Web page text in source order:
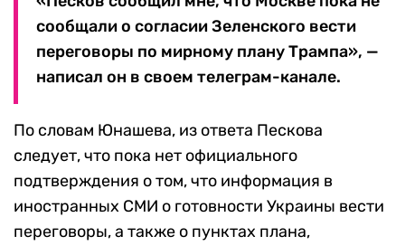
сообщали о согласии Зеленского вести
переговоры по мирному плану Трампа», —
написал он в своем телеграм-канале.
По словам Юнашева, из ответа Пескова
следует, что пока нет официального
подтверждения о том, что информация в
иностранных СМИ о готовности Украины вести
переговоры, а также о пунктах плана,